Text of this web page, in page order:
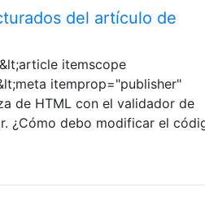
del artículo de
itemscope
itemprop="publisher"
de HTML con el validador de
¿Cómo debo modificar el